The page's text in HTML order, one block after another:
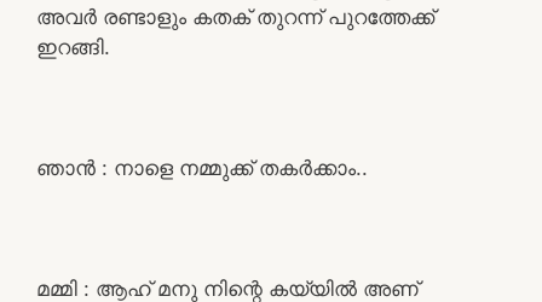
അവർ രണ്ടാളും കതക് തുറന്ന് പുറത്തേക്ക്
ഇറങ്ങി.
ഞാൻ : നാളെ നമ്മുക്ക് തകർക്കാം..
മമ്മി : ആഹ് മനു നിന്റെ കയ്യിൽ അണ്